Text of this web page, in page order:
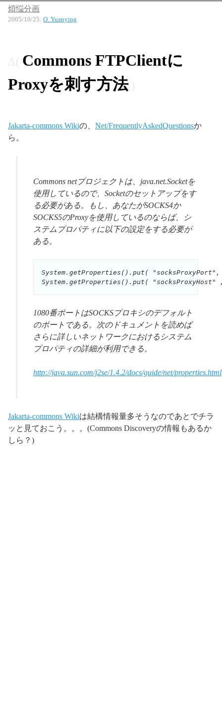
煩悩分画
2005/10/25: O. Yuanying
Commons FTPClientに
Proxyを刺す方法
Jakarta-commons Wikiの、 Net/FrequentlyAskedQuestionsか
ら。
Commons netプロジェクトは、java.net.Socketを
使用しているので、Socketのセットアップをす
る必要がある。もし、あなたがSOCKS4か
SOCKS5のProxyを使用しているのならば、シ
ステムプロパティに以下の設定をする必要が
ある。
System.getProperties().put(
System.getProperties().put(
1080番ポートはSOCKSプロキシのデフォルト
のポートである。次のドキュメントを読めば
さらに詳しいネットワークにおけるシステム
プロパティの詳細が利用できる。
http://java.sun.com/j2se/1.4.2/docs/guide/net/properties.html
Jakarta-commons Wikiは結構情報量多そうなのであとでチラ
ッと見ておこう。。。(Commons Discoveryの情報もあるか
しら？)